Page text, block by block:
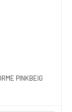
PINKBEIG